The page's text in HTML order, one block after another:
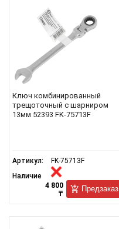
Ключ комбинированный
трещоточный с шарниром
13мм 52393 FK-75713F
Артикул:
FK-75713F
Наличие
4 800
₸
Предзаказ